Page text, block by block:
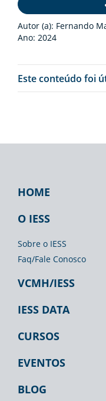
Autor (a): Fernando
Ano: 2024
Este conteúdo foi
Footer
IESS
HOME
O IESS
Sobre o IESS
Faq/Fale Conosco
VCMH/IESS
IESS DATA
CURSOS
EVENTOS
BLOG
Footer
Biblioteca
Footer
Espaço
Imprensa